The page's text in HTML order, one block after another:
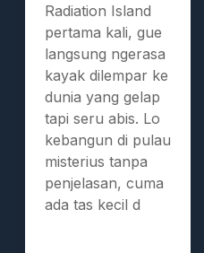
Radiation Island
pertama kali, gue
langsung ngerasa
kayak dilempar ke
dunia yang gelap
tapi seru abis. Lo
kebangun di pulau
misterius tanpa
penjelasan, cuma
ada tas kecil d